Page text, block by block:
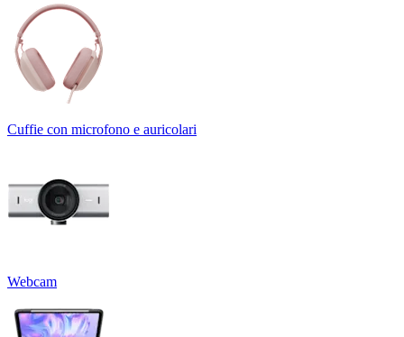
Cuffie con microfono e auricolari
Webcam